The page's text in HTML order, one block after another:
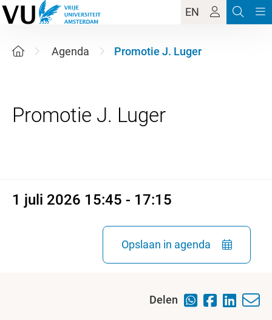
EN
Agenda Promotie J. Luger
1 juli 2026 15:45 - 17:15
Opslaan in agenda
Delen